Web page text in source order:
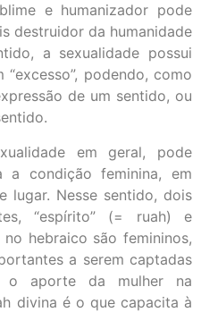
e humanizador pode
destruidor da humanidade
a sexualidade possui
podendo, como
de um sentido, ou
em geral, pode
a condição feminina, em
lugar. Nesse sentido, dois
“espírito” (= ruah) e
hebraico são femininos,
a serem captadas
aporte da mulher na
divina é o que capacita à